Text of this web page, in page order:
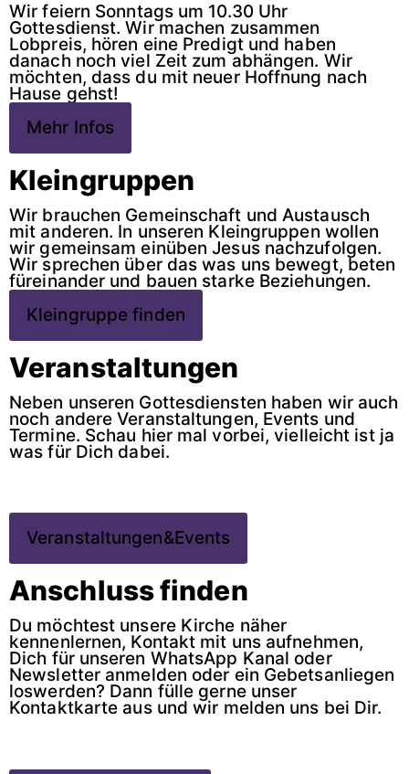
Wir feiern Sonntags um 10.30 Uhr
Gottesdienst. Wir machen zusammen
Lobpreis, hören eine Predigt und haben
danach noch viel Zeit zum abhängen. Wir
möchten, dass du mit neuer Hoffnung nach
Hause gehst!
Mehr Infos
Kleingruppen
Wir brauchen Gemeinschaft und Austausch
mit anderen. In unseren Kleingruppen wollen
wir gemeinsam einüben Jesus nachzufolgen.
Wir sprechen über das was uns bewegt, beten
füreinander und bauen starke Beziehungen.
Kleingruppe finden
Veranstaltungen
Neben unseren Gottesdiensten haben wir auch
noch andere Veranstaltungen, Events und
Termine. Schau hier mal vorbei, vielleicht ist ja
was für Dich dabei.
Veranstaltungen&Events
Anschluss finden
Du möchtest unsere Kirche näher
kennenlernen, Kontakt mit uns aufnehmen,
Dich für unseren WhatsApp Kanal oder
Newsletter anmelden oder ein Gebetsanliegen
loswerden? Dann fülle gerne unser
Kontaktkarte aus und wir melden uns bei Dir.